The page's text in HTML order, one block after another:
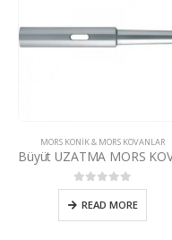
MORS KONIK & MORS KOVANLAR
05 üzerinden
READ MORE